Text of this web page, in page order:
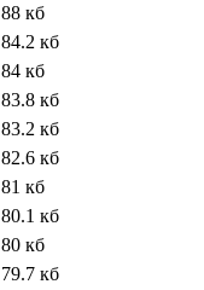
88 кб
84.2 кб
84 кб
83.8 кб
83.2 кб
82.6 кб
81 кб
80.1 кб
80 кб
79.7 кб